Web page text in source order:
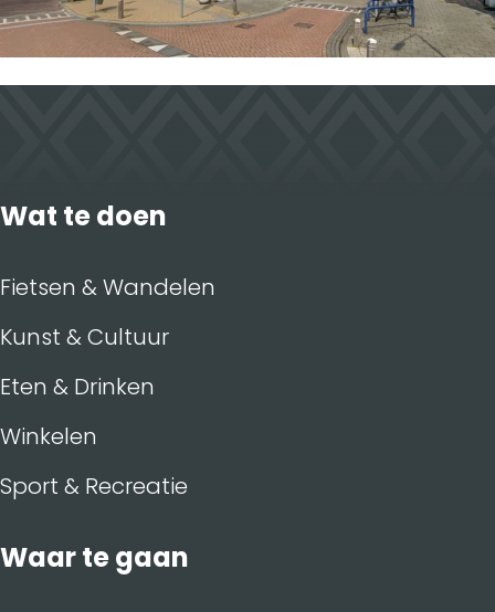
Wat te doen
Fietsen & Wandelen
Kunst & Cultuur
Eten & Drinken
Winkelen
Sport & Recreatie
Waar te gaan